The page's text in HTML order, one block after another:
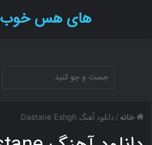
های هس
خانه / دانلود آهنگ Dastane Eshgh